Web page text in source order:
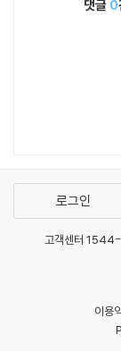
댓글 0
로그인
고객센터
이용